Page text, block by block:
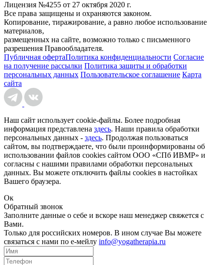
Лицензия №4255 от 27 октября 2020 г.
Все права защищены и охраняются законом.
Копирование, тиражирование, а равно любое использование
материалов,
размещенных на сайте, возможно только с письменного
разрешения Правообладателя.
Публичная офертаПолитика конфиденциальности Согласие
на получение рассылки Политика защиты и обработки
персональных данных Пользовательское соглашение Карта
сайта
Наш сайт использует cookie-файлы. Более подробная
информация представлена здесь. Наши правила обработки
персональных данных - здесь. Продолжая пользоваться
сайтом, вы подтверждаете, что были проинформированы об
использовании файлов cookies сайтом ООО «СПб ИВМР» и
согласны с нашими правилами обработки персональных
данных. Вы можете отключить файлы cookies в настойках
Вашего браузера.
Ок
Обратный звонок
Заполните данные о себе и вскоре наш менеджер свяжется с
Вами.
Только для российских номеров. В ином случае Вы можете
связаться с нами по е-мейлу info@yogatherapia.ru